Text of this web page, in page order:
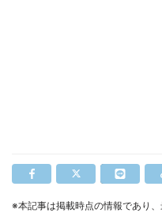
※本記事は掲載時点の情報であり